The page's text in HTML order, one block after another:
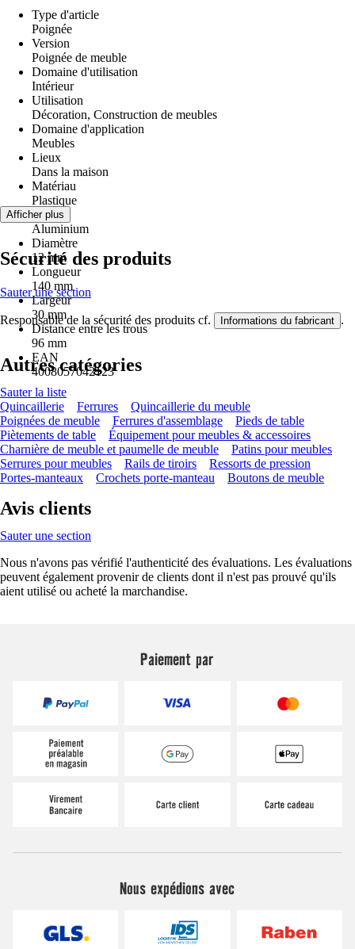
Type d'article
Poignée
Version
Poignée de meuble
Domaine d'utilisation
Intérieur
Utilisation
Décoration, Construction de meubles
Domaine d'application
Meubles
Lieux
Dans la maison
Matériau
Plastique
Coloris
Aluminium
Diamètre
12 mm
Longueur
140 mm
Largeur
30 mm
Distance entre les trous
96 mm
EAN
4008057042123
Afficher plus
Sécurité des produits
Sauter une section
Responsable de la sécurité des produits cf. Informations du fabricant .
Autres catégories
Sauter la liste
Quincaillerie
Ferrures
Quincaillerie du meuble
Poignées de meuble
Ferrures d'assemblage
Pieds de table
Piètements de table
Équipement pour meubles & accessoires
Charnière de meuble et paumelle de meuble
Patins pour meubles
Serrures pour meubles
Rails de tiroirs
Ressorts de pression
Portes-manteaux
Crochets porte-manteau Boutons de meuble
Avis clients
Sauter une section
Nous n'avons pas vérifié l'authenticité des évaluations. Les évaluations
peuvent également provenir de clients dont il n'est pas prouvé qu'ils
aient utilisé ou acheté la marchandise.
Paiement par
Nous expédions avec